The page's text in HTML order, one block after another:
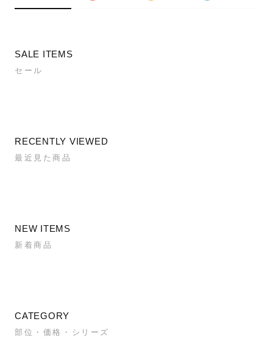
SALE ITEMS
セール
RECENTLY VIEWED
最近見た商品
NEW ITEMS
新着商品
CATEGORY
部位・価格・シリーズ